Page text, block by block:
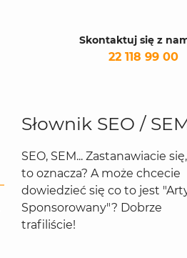
Skontaktuj się z
22 118 99 00
Słownik SEO /
SEO, SEM... Zastanawiacie
to oznacza? A może chcecie
dowiedzieć się co to jest
Sponsorowany"? Dobrze
trafiliście!